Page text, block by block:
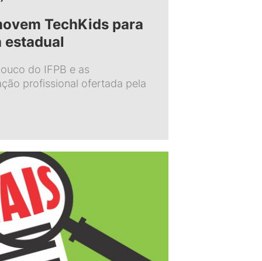
TechKids para
estadual
do IFPB e as
profissional ofertada pela